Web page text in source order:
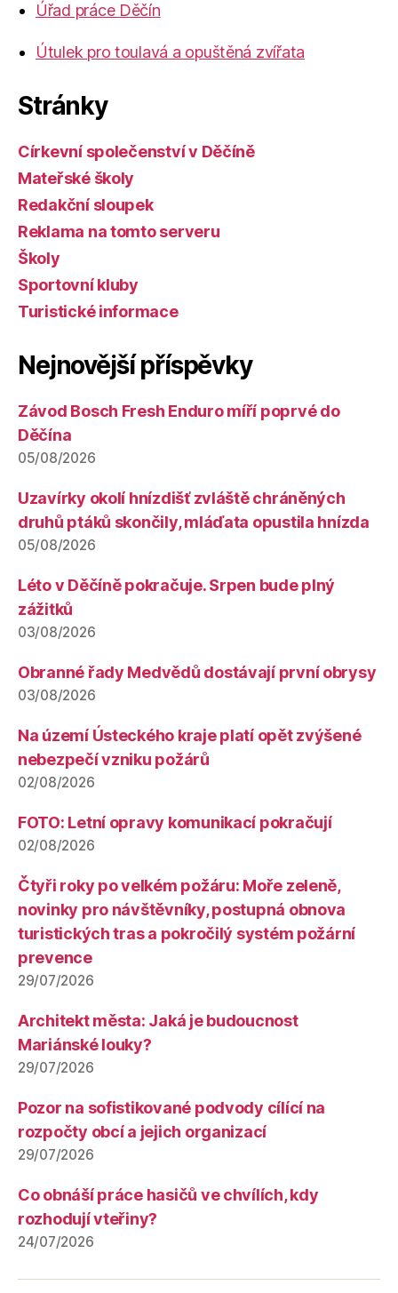
Úřad práce Děčín
Útulek pro toulavá a opuštěná zvířata
Stránky
Církevní společenství v Děčíně
Mateřské školy
Redakční sloupek
Reklama na tomto serveru
Školy
Sportovní kluby
Turistické informace
Nejnovější příspěvky
Závod Bosch Fresh Enduro míří poprvé do
Děčína
05/08/2026
Uzavírky okolí hnízdišť zvláště chráněných
druhů ptáků skončily, mláďata opustila hnízda
05/08/2026
Léto v Děčíně pokračuje. Srpen bude plný
zážitků
03/08/2026
Obranné řady Medvědů dostávají první obrysy
03/08/2026
Na území Ústeckého kraje platí opět zvýšené
nebezpečí vzniku požárů
02/08/2026
FOTO: Letní opravy komunikací pokračují
02/08/2026
Čtyři roky po velkém požáru: Moře zeleně,
novinky pro návštěvníky, postupná obnova
turistických tras a pokročilý systém požární
prevence
29/07/2026
Architekt města: Jaká je budoucnost
Mariánské louky?
29/07/2026
Pozor na sofistikované podvody cílící na
rozpočty obcí a jejich organizací
29/07/2026
Co obnáší práce hasičů ve chvílích, kdy
rozhodují vteřiny?
24/07/2026